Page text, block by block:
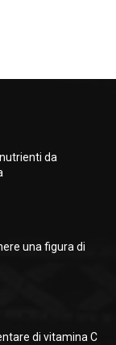
da
una figura di
di vitamina C